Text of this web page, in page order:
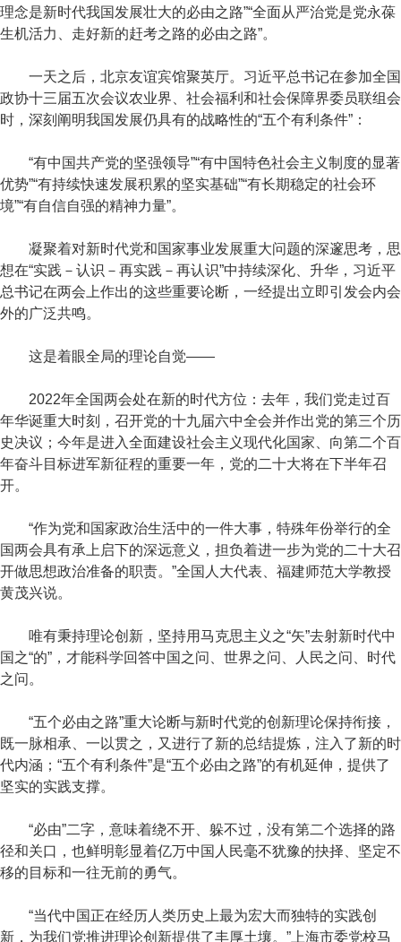
理念是新时代我国发展壮大的必由之路”“全面从严治党是党永葆
生机活力、走好新的赶考之路的必由之路”。
一天之后，北京友谊宾馆聚英厅。习近平总书记在参加全国
政协十三届五次会议农业界、社会福利和社会保障界委员联组会
时，深刻阐明我国发展仍具有的战略性的“五个有利条件”：
“有中国共产党的坚强领导”“有中国特色社会主义制度的显著
优势”“有持续快速发展积累的坚实基础”“有长期稳定的社会环
境”“有自信自强的精神力量”。
凝聚着对新时代党和国家事业发展重大问题的深邃思考，思
想在“实践－认识－再实践－再认识”中持续深化、升华，习近平
总书记在两会上作出的这些重要论断，一经提出立即引发会内会
外的广泛共鸣。
这是着眼全局的理论自觉——
2022年全国两会处在新的时代方位：去年，我们党走过百
年华诞重大时刻，召开党的十九届六中全会并作出党的第三个历
史决议；今年是进入全面建设社会主义现代化国家、向第二个百
年奋斗目标进军新征程的重要一年，党的二十大将在下半年召
开。
“作为党和国家政治生活中的一件大事，特殊年份举行的全
国两会具有承上启下的深远意义，担负着进一步为党的二十大召
开做思想政治准备的职责。”全国人大代表、福建师范大学教授
黄茂兴说。
唯有秉持理论创新，坚持用马克思主义之“矢”去射新时代中
国之“的”，才能科学回答中国之问、世界之问、人民之问、时代
之问。
“五个必由之路”重大论断与新时代党的创新理论保持衔接，
既一脉相承、一以贯之，又进行了新的总结提炼，注入了新的时
代内涵；“五个有利条件”是“五个必由之路”的有机延伸，提供了
坚实的实践支撑。
“必由”二字，意味着绕不开、躲不过，没有第二个选择的路
径和关口，也鲜明彰显着亿万中国人民毫不犹豫的抉择、坚定不
移的目标和一往无前的勇气。
“当代中国正在经历人类历史上最为宏大而独特的实践创
新，为我们党推进理论创新提供了丰厚土壤。”上海市委党校马